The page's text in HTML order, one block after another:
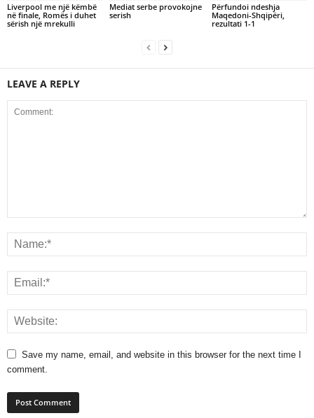
Liverpool me një këmbë
në finale, Romës i duhet
sërish një mrekulli
Mediat serbe provokojne
serish
Përfundoi ndeshja
Maqedoni-Shqipëri,
rezultati 1-1
LEAVE A REPLY
Save my name, email, and website in this browser for the next time I
comment.